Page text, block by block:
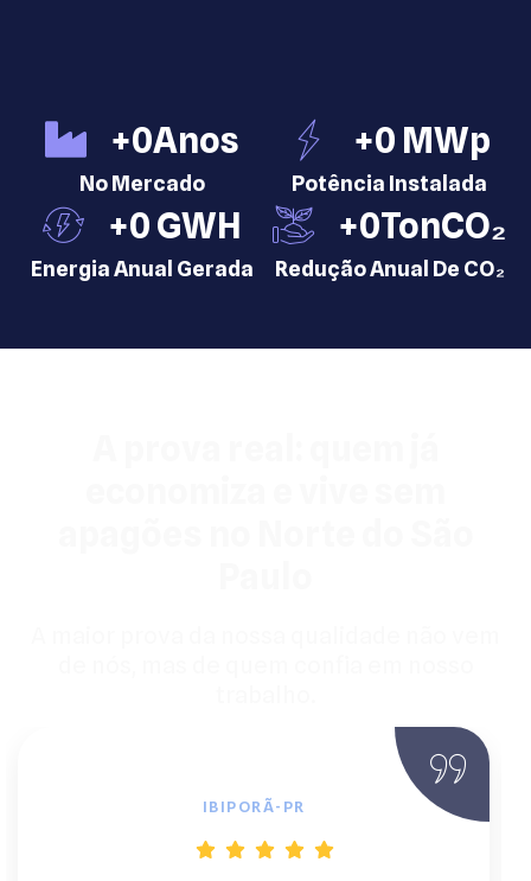
+0Anos
No Mercado
+0 MWp
Potência Instalada
+0 GWH
Energia Anual Gerada
+0TonCO₂
Redução Anual De CO₂
IBIPORÃ-PR